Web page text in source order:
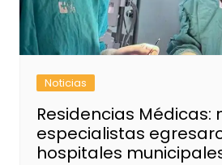
Noticias
Residencias Médicas:
especialistas
hospitales